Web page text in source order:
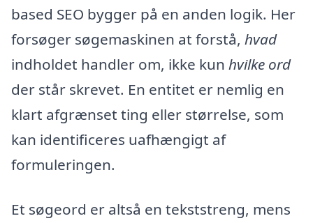
based SEO bygger på en anden logik. Her
forsøger søgemaskinen at forstå, hvad
indholdet handler om, ikke kun hvilke ord
der står skrevet. En entitet er nemlig en
klart afgrænset ting eller størrelse, som
kan identificeres uafhængigt af
formuleringen.
Et søgeord er altså en tekststreng, mens